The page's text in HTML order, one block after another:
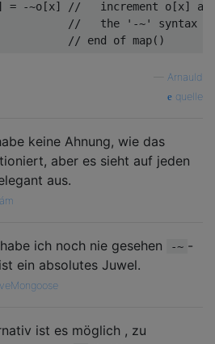
= -~o [x]
//   increment o[x]
//   the '-~' syntax
// end of map()
Arnauld
quelle
keine Ahnung, wie das
aber es sieht auf jeden
aus.
ich noch nie gesehen -~ -
ein absolutes Juwel.
ist es möglich , zu